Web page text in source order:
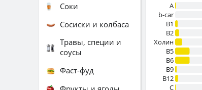
A
b-car
В1
B2
Холин
B5
B6
B9
B12
C
Соки
Сосиски и колбаса
Травы, специи и
соусы
Фаст-фуд